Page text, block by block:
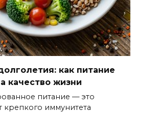
как питание
качество жизни
питание — это
крепкого иммунитета